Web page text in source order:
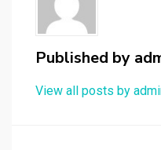
Published by
View all posts by